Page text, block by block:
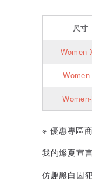
尺寸
Women-
※ 優惠專區
我的燦夏宣
仿趣黑白囚